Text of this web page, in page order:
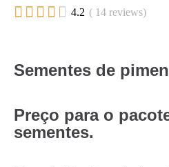
     4.2 ( 14 reviews)
Sementes de
Preço para o
sementes.